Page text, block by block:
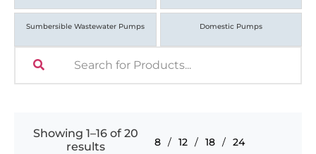
Sumbersible Wastewater Pumps Domestic Pumps
Showing 1–16 of 20
results
8 12 18 24